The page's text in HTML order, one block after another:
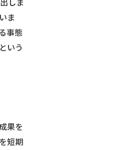
ま
事態
いう
果を
短期